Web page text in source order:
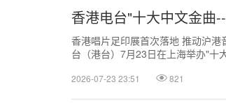
香港电台"十大中文金曲
香港唱片足印展首次落地 推动沪
台（港台）7月23日在上海举办"
2026-07-23 23:51 821